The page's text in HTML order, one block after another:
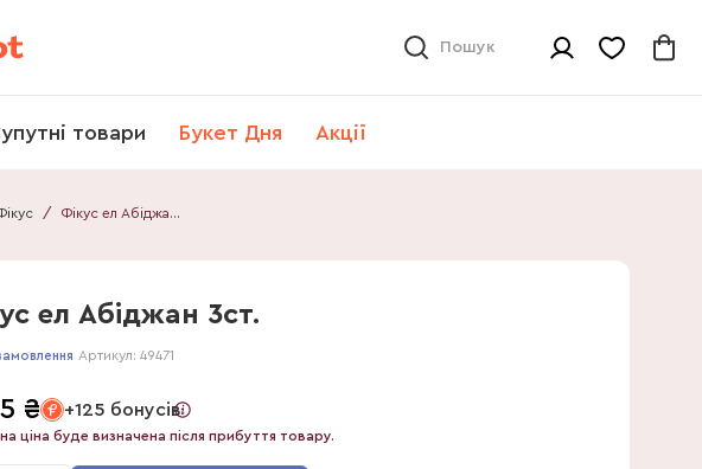
Пошук
товари Букет Дня Акції
/ Фікус ел Абіджан 3ст.
ел Абіджан 3ст.
Артикул: 49471
₴ +125 бонусів
ціна буде визначена після прибуття товару.